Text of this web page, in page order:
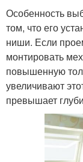
Особенность
том, что его
ниши. Если
монтировать
повышенную
увеличивают
превышает